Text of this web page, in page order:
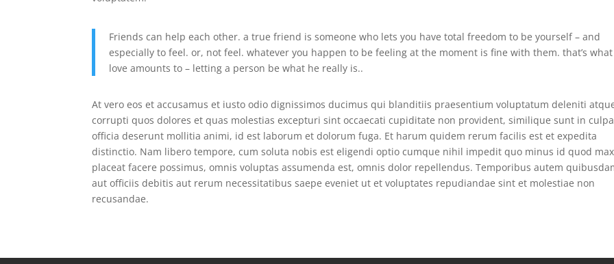
Friends can help each other. a true friend is someone who lets you have total freedom to be yourself – and
especially to feel. or, not feel. whatever you happen to be feeling at the moment is fine with them. that’s
love amounts to – letting a person be what he really is..
At vero eos et accusamus et iusto odio dignissimos ducimus qui blanditiis praesentium voluptatum deleniti
corrupti quos dolores et quas molestias excepturi sint occaecati cupiditate non provident, similique sunt in
officia deserunt mollitia animi, id est laborum et dolorum fuga. Et harum quidem rerum facilis est et expedita
distinctio. Nam libero tempore, cum soluta nobis est eligendi optio cumque nihil impedit quo minus id quod
placeat facere possimus, omnis voluptas assumenda est, omnis dolor repellendus. Temporibus autem
aut officiis debitis aut rerum necessitatibus saepe eveniet ut et voluptates repudiandae sint et molestiae non
recusandae.